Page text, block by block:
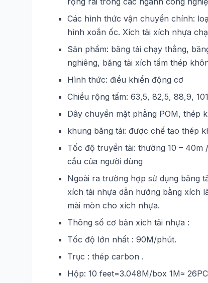
Các hình thức vận chuyển chính:
hình xoắn ốc. Xích tải xích nhựa
Sản phẩm: băng tải chạy thẳng,
nghiêng, băng tải xích tấm thép
Hình thức: điều khiển động cơ
Chiều rộng tấm: 63,5, 82,5, 88,9,
Dây chuyền mặt phẳng POM, thép
khung băng tải: được chế tạo thép
Tốc độ truyền tải: thường 10 –
cầu của người dùng
Ngoài ra trường hợp sử dụng băng
xích tải nhựa dẫn hướng bằng xích
mài mòn cho xích nhựa.
Thông số cơ bản xích tải nhựa :
Tốc độ lớn nhất : 90M/phút.
Trục : thép carbon .
Hộp: 10 feet=3.048M/box 1M≈